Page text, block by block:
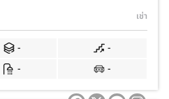
เช่า
-
-
- -